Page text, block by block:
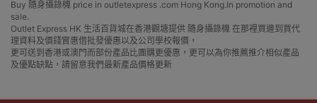
Buy 隨身攝錄機 price in outletexpress .com Hong Kong.In promotion and
sale.
Outlet Express HK 生活百貨城在香港觀塘提供 隨身攝錄機 在那裡買邊到買代
理資料及價錢實惠借批發優惠以及公司學校報價，
更可送到香港或澳門而部份產品比團購更優惠，更可以為你推薦推介相似產品
及優點缺點，請留意我們最新產品價格更新